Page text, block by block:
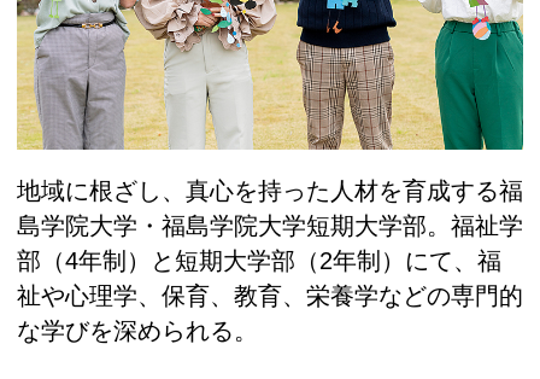
地域に根ざし、真心を持った人材を育成する福
島学院大学・福島学院大学短期大学部。福祉学
部（4年制）と短期大学部（2年制）にて、福
祉や心理学、保育、教育、栄養学などの専門的
な学びを深められる。